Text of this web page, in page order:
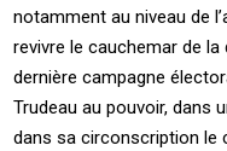
notamment au niveau de
revivre le cauchemar de la
dernière campagne
Trudeau au pouvoir, dans
dans sa circonscription le